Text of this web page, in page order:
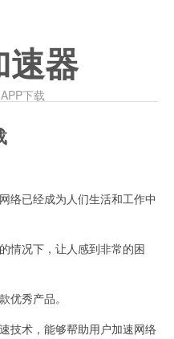
速器
下载
已经成为人们生活和工作中
况下，让人感到非常的困
秀产品。
术，能够帮助用户加速网络